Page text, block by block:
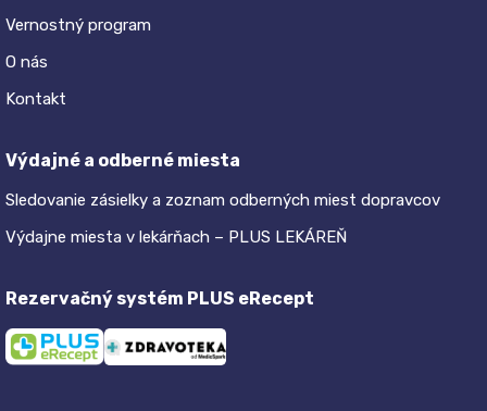
Vernostný program
O nás
Kontakt
Výdajné a odberné miesta
Sledovanie zásielky a zoznam odberných miest dopravcov
Výdajne miesta v lekárňach – PLUS LEKÁREŇ
Rezervačný systém PLUS eRecept